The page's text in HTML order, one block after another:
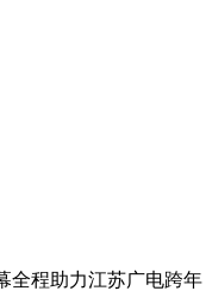
全程助力江苏广电跨年